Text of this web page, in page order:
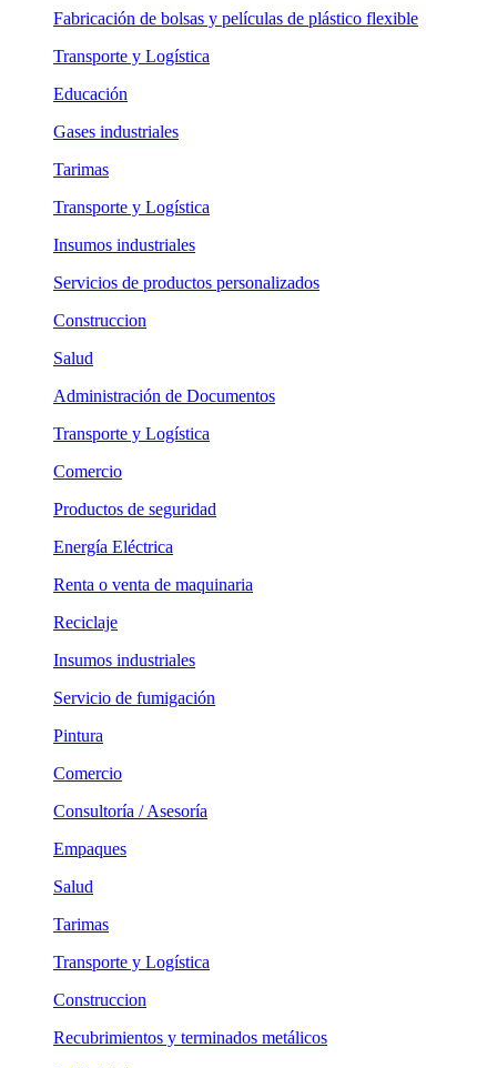
Fabricación de bolsas y películas de plástico flexible
Transporte y Logística
Educación
Gases industriales
Tarimas
Transporte y Logística
Insumos industriales
Servicios de productos personalizados
Construccion
Salud
Administración de Documentos
Transporte y Logística
Comercio
Productos de seguridad
Energía Eléctrica
Renta o venta de maquinaria
Reciclaje
Insumos industriales
Servicio de fumigación
Pintura
Comercio
Consultoría / Asesoría
Empaques
Salud
Tarimas
Transporte y Logística
Construccion
Recubrimientos y terminados metálicos